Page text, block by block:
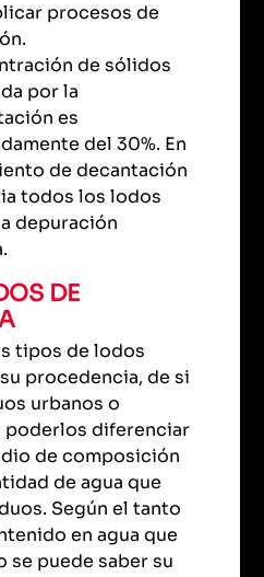
procesos de
de sólidos
por la
es
del 30%. En
de decantación
todos los lodos
depuración
DE
tipos de lodos
procedencia, de si
urbanos o
poderlos diferenciar
de composición
de agua que
Según el tanto
en agua que
se puede saber su